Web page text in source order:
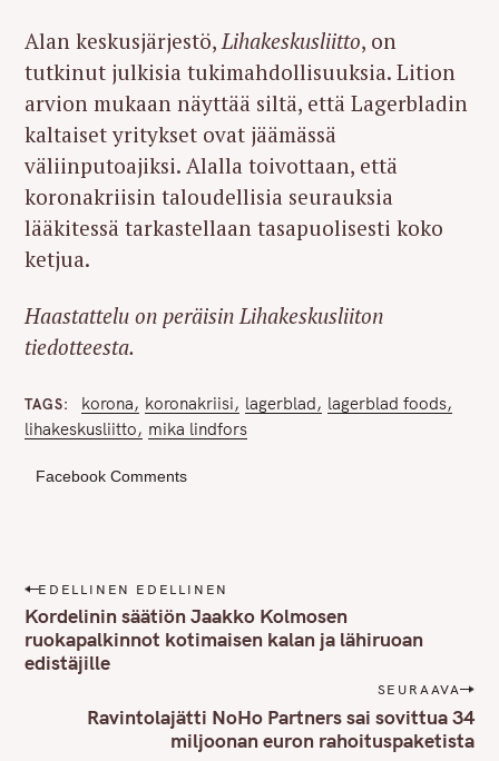
Alan keskusjärjestö,Lihakeskusliitto, on
tutkinut julkisia tukimahdollisuuksia. Lition
arvion mukaan näyttää siltä, että Lagerbladin
kaltaiset yritykset ovat jäämässä
väliinputoajiksi. Alalla toivottaan, että
koronakriisin taloudellisia seurauksia
lääkitessä tarkastellaan tasapuolisesti koko
ketjua.
Haastattelu on peräisin Lihakeskusliiton
tiedotteesta.
TAGS korona koronakriisi lagerblad
lagerblad foods
lihakeskusliitto
mika lindfors
Facebook Comments
P
o
s
t
EDELLINEN EDELLINEN
Kordelinin säätiön Jaakko Kolmosen
ruokapalkinnot kotimaisen kalan ja lähiruoan
edistäjille
SEURAAVA
Ravintolajätti NoHo Partners sai sovittua 34
miljoonan euron rahoituspaketista